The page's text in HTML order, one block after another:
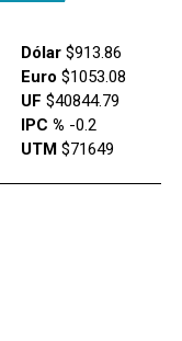
Dólar$913.86
Euro $1053.08
UF $40844.79
IPC % -0.2
UTM $71649